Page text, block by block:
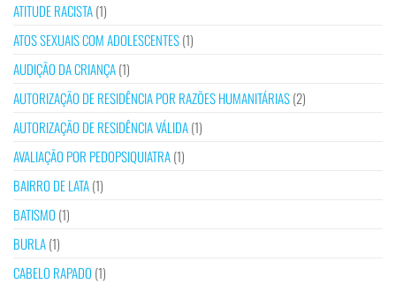
ATITUDE RACISTA(1)
ATOS SEXUAIS COM ADOLESCENTES(1)
AUDIÇÃO DA CRIANÇA(1)
AUTORIZAÇÃO DE RESIDÊNCIA POR RAZÕES HUMANITÁRIAS(2)
AUTORIZAÇÃO DE RESIDÊNCIA VÁLIDA(1)
AVALIAÇÃO POR PEDOPSIQUIATRA(1)
BAIRRO DE LATA(1)
BATISMO (1)
BURLA(1)
CABELO RAPADO (1)